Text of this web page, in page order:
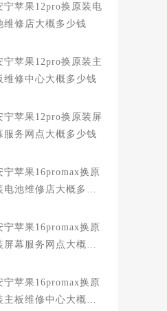
宁苹果12pro换原装电
维修店大概多少钱
宁苹果12pro换原装主
维修中心大概多少钱
宁苹果12pro换原装屏
服务网点大概多少钱
宁苹果16promax换原
电池维修店大概多少
宁苹果16promax换原
屏幕服务网点大概多
宁苹果16promax换原
主板维修中心大概多